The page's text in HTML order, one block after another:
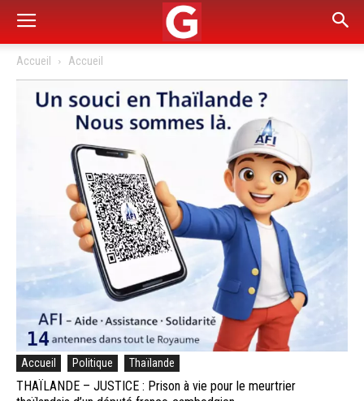
Accueil Accueil
Accueil Politique Thaïlande
THAÏLANDE – JUSTICE : Prison à vie pour le meurtrier